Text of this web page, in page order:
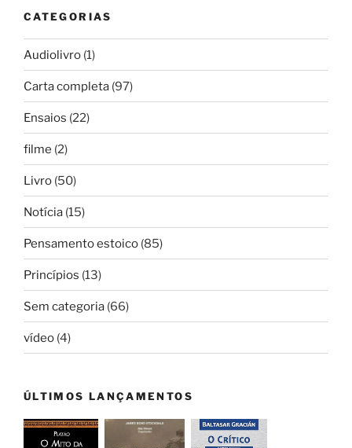
CATEGORIAS
Audiolivro (1)
Carta completa (97)
Ensaios (22)
filme (2)
Livro (50)
Notícia (15)
Pensamento estoico (85)
Princípios (13)
Sem categoria (66)
vídeo (4)
ÚLTIMOS LANÇAMENTOS